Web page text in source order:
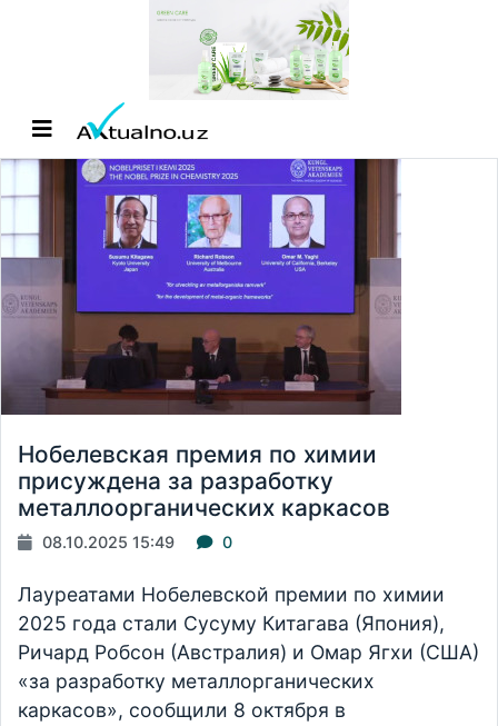
Нобелевская премия по химии
присуждена за разработку
металлоорганических каркасов
08.10.2025 15:49 0
Лауреатами Нобелевской премии по химии
2025 года стали Сусуму Китагава (Япония),
Ричард Робсон (Австралия) и Омар Ягхи (США)
«за разработку металлорганических
каркасов», сообщили 8 октября в